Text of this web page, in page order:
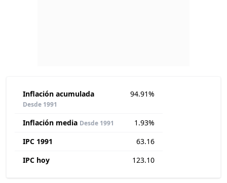
Inflación acumulada
Desde 1991
94.91%
Inflación media Desde 1991
1.93%
IPC 1991
63.16
IPC hoy
123.10